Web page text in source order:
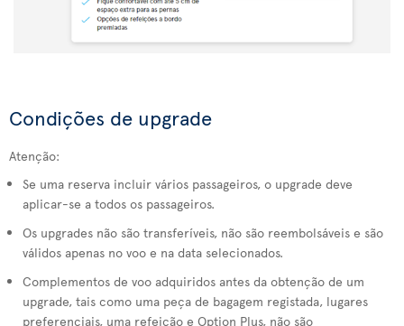
Condições de upgrade
Atenção:
Se uma reserva incluir vários passageiros, o upgrade deve
aplicar-se a todos os passageiros.
Os upgrades não são transferíveis, não são reembolsáveis e são
válidos apenas no voo e na data selecionados.
Complementos de voo adquiridos antes da obtenção de um
upgrade, tais como uma peça de bagagem registada, lugares
preferenciais, uma refeição e Option Plus, não são